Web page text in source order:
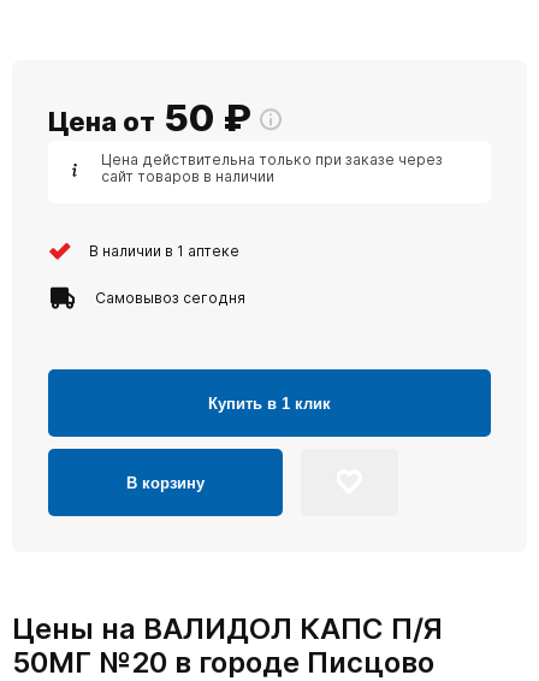
Цена от 50 ₽
Цена действительна только при заказе через
сайт товаров в наличии
В наличии в 1 аптеке
Самовывоз сегодня
Купить в 1 клик
В корзину
Цены на ВАЛИДОЛ КАПС П/Я
50МГ №20 в городе Писцово